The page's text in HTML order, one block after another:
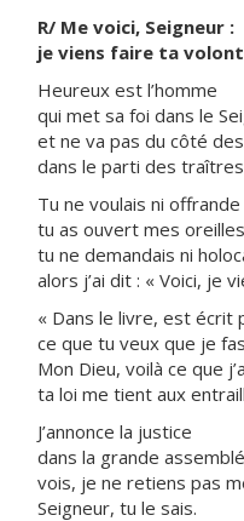
R/ Me voici, Seigneur :
je viens faire ta
Heureux est l’homme
qui met sa foi dans le
et ne va pas du côté
dans le parti des
Tu ne voulais ni
tu as ouvert mes
tu ne demandais ni
alors j’ai dit : « Voici, je
« Dans le livre, est écrit
ce que tu veux que je
Mon Dieu, voilà ce que
ta loi me tient aux
J’annonce la justice
dans la grande
vois, je ne retiens pas
Seigneur, tu le sais.